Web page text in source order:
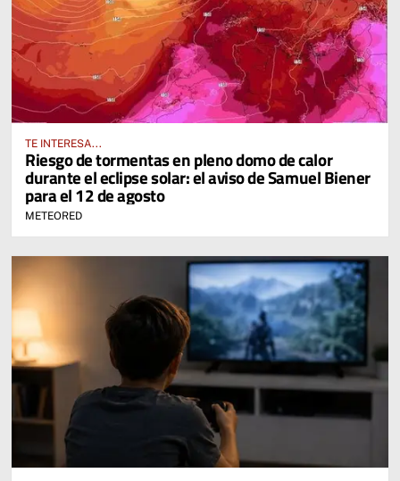
TE INTERESA...
Riesgo de tormentas en pleno domo de calor
durante el eclipse solar: el aviso de Samuel Biener
para el 12 de agosto
METEORED